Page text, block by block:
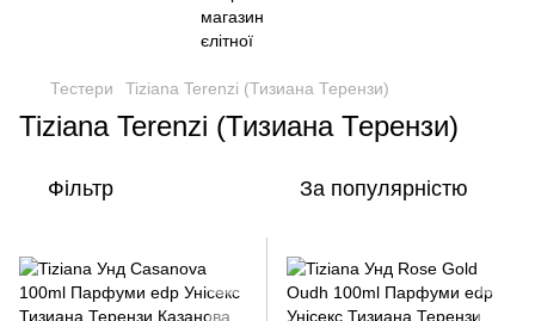
Тестери Tiziana Terenzi (Тизиана Терензи)
Tiziana Terenzi (Тизиана Терензи)
Фільтр За популярністю